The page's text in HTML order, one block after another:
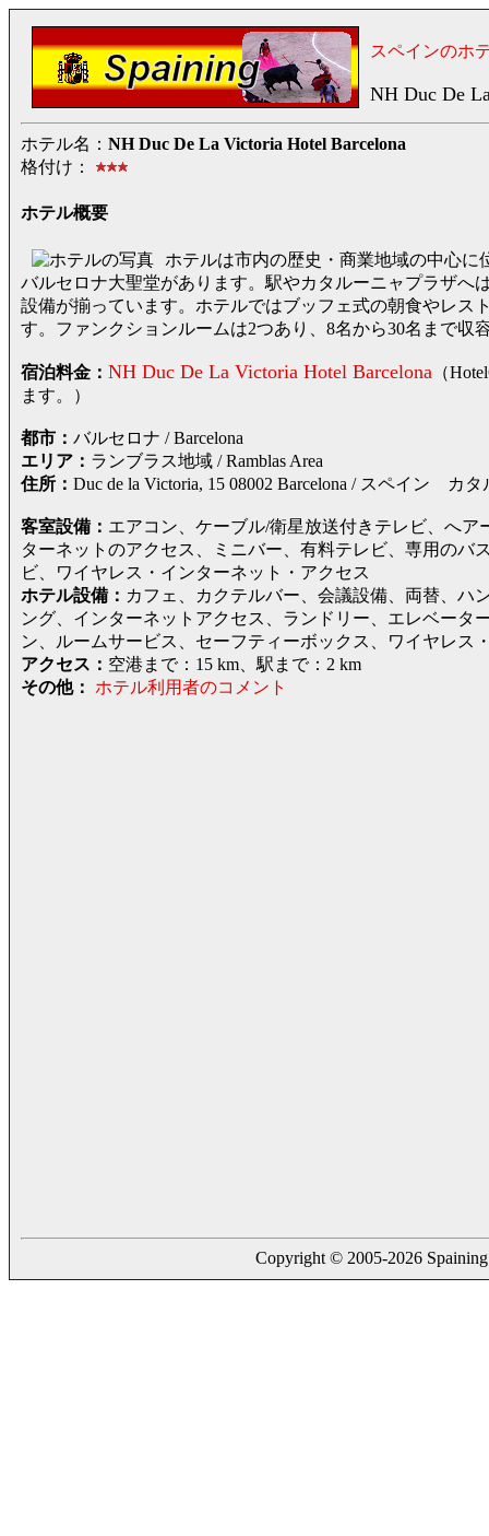
スペインのホ
NH Duc De
ホテル名： NH Duc De La Victoria Hotel Barcelona
格付け：
ホテル概要
ホテルは市内の歴史・商業地域の中心
バルセロナ大聖堂があります。駅やカタルーニャプラザへ
設備が揃っています。ホテルではブッフェ式の朝食やレス
す。ファンクションルームは2つあり、8名から30名まで収
宿泊料金： NH Duc De La Victoria Hotel Barcelona （
ます。）
都市： バルセロナ / Barcelona
エリア： ランブラス地域 / Ramblas Area
住所： Duc de la Victoria, 15 08002 Barcelona / スペイン
客室設備： エアコン、ケーブル/衛星放送付きテレビ、へ
ターネットのアクセス、ミニバー、有料テレビ、専用のバ
ビ、ワイヤレス・インターネット・アクセス
ホテル設備： カフェ、カクテルバー、会議設備、両替、ハ
ング、インターネットアクセス、ランドリー、エレベータ
ン、ルームサービス、セーフティーボックス、ワイヤレス
アクセス： 空港まで：15 km、駅まで：2 km
その他：
ホテル利用者のコメント
Copyright © 2005-2026